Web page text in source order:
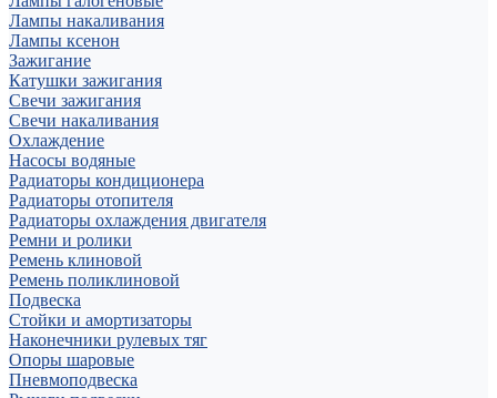
Лампы накаливания
Лампы ксенон
Зажигание
Катушки зажигания
Свечи зажигания
Свечи накаливания
Охлаждение
Насосы водяные
Радиаторы кондиционера
Радиаторы отопителя
Радиаторы охлаждения двигателя
Ремни и ролики
Ремень клиновой
Ремень поликлиновой
Подвеска
Стойки и амортизаторы
Наконечники рулевых тяг
Опоры шаровые
Пневмоподвеска